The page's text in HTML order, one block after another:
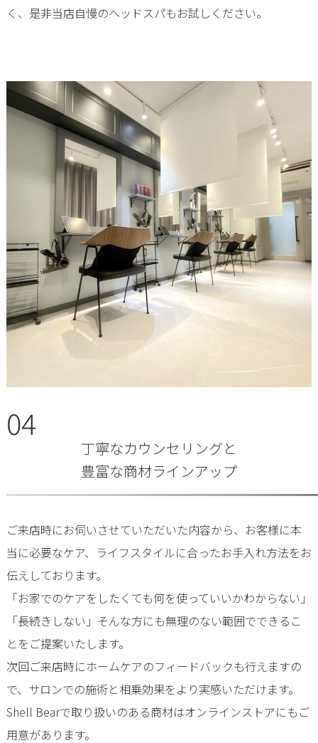
く、是非当店自慢のヘッドスパもお試しください。
04
丁寧なカウンセリングと
豊富な商材ラインアップ
ご来店時にお伺いさせていただいた内容から、お客様に本
当に必要なケア、ライフスタイルに合ったお手入れ方法をお
伝えしております。
「お家でのケアをしたくても何を使っていいかわからない」
「長続きしない」そんな方にも無理のない範囲でできるこ
とをご提案いたします。
次回ご来店時にホームケアのフィードバックも行えますの
で、サロンでの施術と相乗効果をより実感いただけます。
Shell Bearで取り扱いのある商材はオンラインストアにもご
用意があります。